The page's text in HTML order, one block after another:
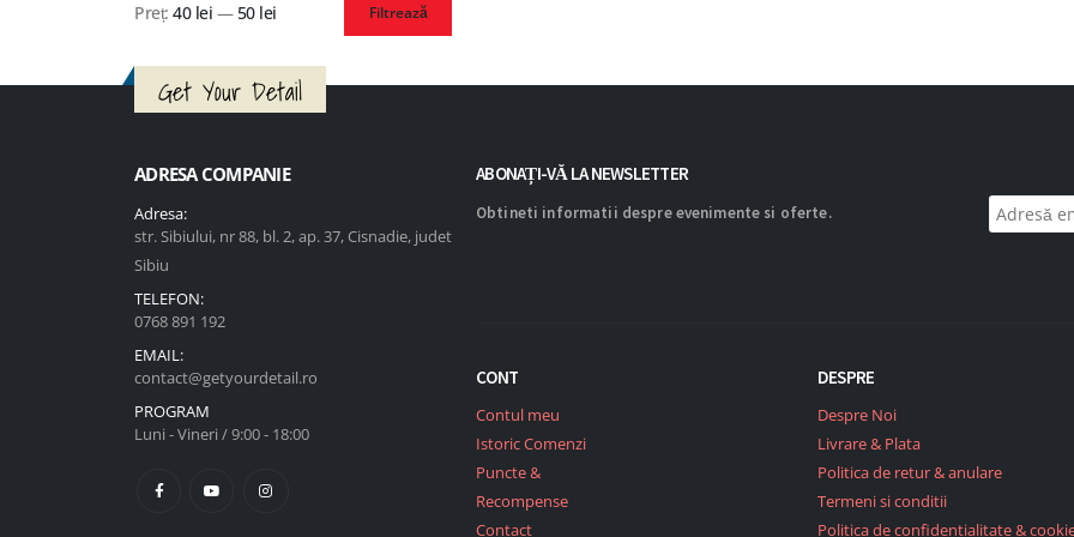
Filtrează
Preț:40 lei —50 lei
Get Your Detail
ADRESA COMPANIE
Adresa:
str. Sibiului, nr 88, bl. 2, ap. 37, Cisnadie, judet
Sibiu
TELEFON:
0768 891 192
EMAIL:
contact@getyourdetail.ro
PROGRAM
Luni - Vineri / 9:00 - 18:00
ABONAȚI-VĂ LA NEWSLETTER
Obtineti informatii despre evenimente si oferte.
CONT
Contul meu
Istoric Comenzi
Puncte &
Recompense
Contact
DESPRE
Despre Noi
Livrare & Plata
Politica de retur & anulare
Termeni si conditii
Politica de confidentialitate &